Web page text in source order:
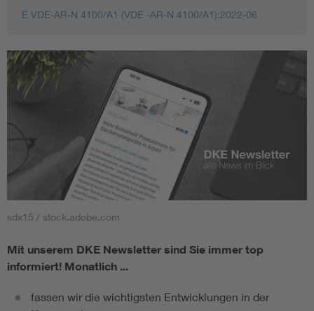
E VDE-AR-N 4100/A1 (VDE -AR-N 4100/A1):2022-06
sdx15 / stock.adobe.com
Mit unserem DKE Newsletter sind Sie immer top
informiert! Monatlich ...
fassen wir die wichtigsten Entwicklungen in der